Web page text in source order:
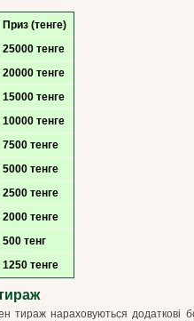
Приз (тенге)
25000 тенге
20000 тенге
15000 тенге
10000 тенге
7500 тенге
5000 тенге
2500 тенге
2000 тенге
500 тенг
1250 тенге
тираж нараховуються додаткові